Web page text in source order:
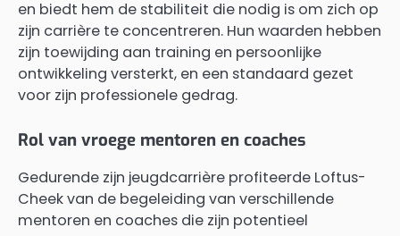
en biedt hem de stabiliteit die nodig is om zich op
zijn carrière te concentreren. Hun waarden hebben
zijn toewijding aan training en persoonlijke
ontwikkeling versterkt, en een standaard gezet
voor zijn professionele gedrag.
Rol van vroege mentoren en coaches
Gedurende zijn jeugdcarrière profiteerde Loftus-
Cheek van de begeleiding van verschillende
mentoren en coaches die zijn potentieel